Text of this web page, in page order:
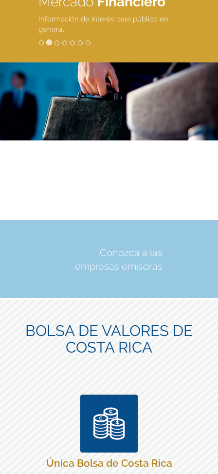
Información de interés para público en
general
Conozca a las
empresas emisoras
BOLSA DE VALORES DE
COSTA RICA
Única Bolsa de Costa Rica